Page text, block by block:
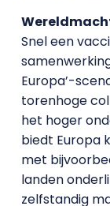
Snel een
Europa’-
torenhoge
het hoger
biedt Europa
met
landen
zelfstandig